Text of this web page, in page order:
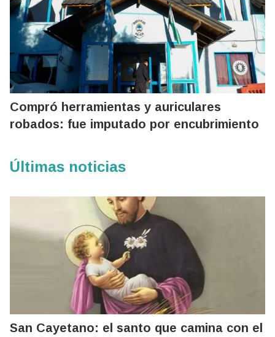
Compró herramientas y auriculares
robados: fue imputado por encubrimiento
Últimas noticias
San Cayetano: el santo que camina con el